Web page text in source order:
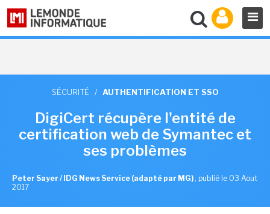
SÉCURITÉ / AUTHENTIFICATION ET SSO
DigiCert récupère l'entité de
certification web de Symantec et
ses problèmes
Peter Sayer / IDG News Service (adapté par MG) , publié le 03 Aout
2017